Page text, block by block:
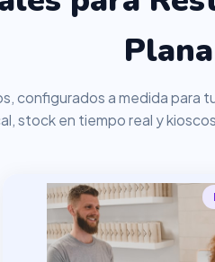
Plana
configurados a medida para
stock en tiempo real y